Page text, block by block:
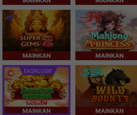
MAINKAN MAINKAN
EKSKLUSIF
MAINKAN MAINKAN